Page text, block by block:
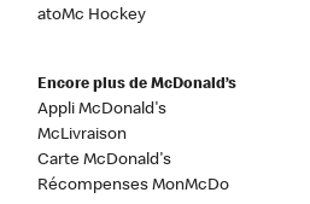
atoMc Hockey
Encore plus de McDonald’s
Appli McDonald's
McLivraison
Carte McDonald's
Récompenses MonMcDo